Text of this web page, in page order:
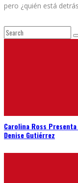
pero ¿quién está
Carolina Ross
Denise Gutiérrez